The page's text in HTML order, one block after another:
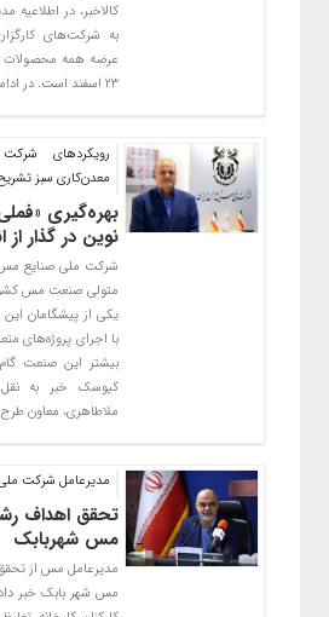
کالاخبر، در اطلاعیه
به شرکت‌های
۲۳ اسفند است. در ادامه […]
رویکردهای
معدن‌کاری سبز
بهره‌گیری
نوین در گذار
شرکت ملی صنایع مس
متولی صنعت مس
یکی از پیشگامان
با اجرای پروژه‌های
بیشتر این صنعت
کیوسک خبر به
ملاطاهری، معاون طرح
مدیرعامل شرکت
تحقق اهداف
مس شهربابک
مدیرعامل مس از
مس شهر بابک خبر